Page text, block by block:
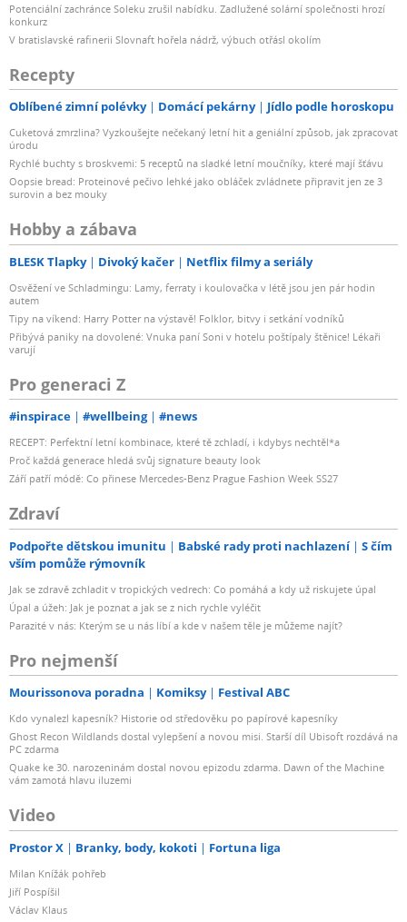
Potenciální zachránce Soleku zrušil nabídku. Zadlužené solární společnosti hrozí
konkurz
V bratislavské rafinerii Slovnaft hořela nádrž, výbuch otřásl okolím
Recepty
Oblíbené zimní polévky Domácí pekárny Jídlo podle horoskopu
Cuketová zmrzlina? Vyzkoušejte nečekaný letní hit a geniální způsob, jak zpracovat
úrodu
Rychlé buchty s broskvemi: 5 receptů na sladké letní moučníky, které mají šťávu
Oopsie bread: Proteinové pečivo lehké jako obláček zvládnete připravit jen ze 3
surovin a bez mouky
Hobby a zábava
BLESK Tlapky Divoký kačer Netflix filmy a seriály
Osvěžení ve Schladmingu: Lamy, ferraty i koulovačka v létě jsou jen pár hodin
autem
Tipy na víkend: Harry Potter na výstavě! Folklor, bitvy i setkání vodníků
Přibývá paniky na dovolené: Vnuka paní Soni v hotelu poštípaly štěnice! Lékaři
varují
Pro generaci Z
#inspirace #wellbeing #news
RECEPT: Perfektní letní kombinace, které tě zchladí, i kdybys nechtěl*a
Proč každá generace hledá svůj signature beauty look
Září patří módě: Co přinese Mercedes-Benz Prague Fashion Week SS27
Zdraví
Podpořte dětskou imunitu Babské rady proti nachlazení
S čím
vším pomůže rýmovník
Jak se zdravě zchladit v tropických vedrech: Co pomáhá a kdy už riskujete úpal
Úpal a úžeh: Jak je poznat a jak se z nich rychle vyléčit
Parazité v nás: Kterým se u nás líbí a kde v našem těle je můžeme najít?
Pro nejmenší
Mourissonova poradna Komiksy Festival ABC
Kdo vynalezl kapesník? Historie od středověku po papírové kapesníky
Ghost Recon Wildlands dostal vylepšení a novou misi. Starší díl Ubisoft rozdává na
PC zdarma
Quake ke 30. narozeninám dostal novou epizodu zdarma. Dawn of the Machine
vám zamotá hlavu iluzemi
Video
Prostor X Branky, body, kokoti Fortuna liga
Milan Knížák pohřeb
Jiří Pospíšil
Václav Klaus